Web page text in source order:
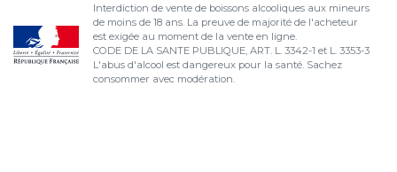
Interdiction de vente de boissons alcooliques aux mineurs
de moins de 18 ans. La preuve de majorité de l'acheteur
est exigée au moment de la vente en ligne.
CODE DE LA SANTE PUBLIQUE, ART. L. 3342-1 et L. 3353-3
L'abus d'alcool est dangereux pour la santé. Sachez
consommer avec modération.